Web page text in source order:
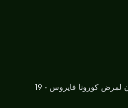
كورونا فايروس - 19